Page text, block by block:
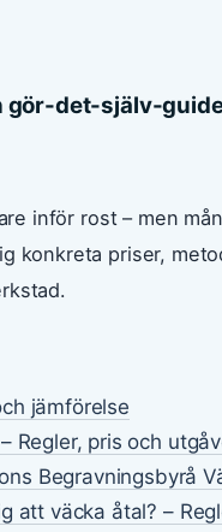
gör-det-själv-
inför rost – men
konkreta priser,
jämförelse
Regler, pris och
Begravningsbyrå
att väcka åtal? –